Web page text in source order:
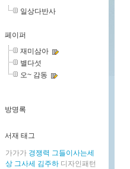
일상다반사
페이퍼
재미삼아
별다섯
오~ 감동
방명록
서재 태그
가가가 경쟁력 그들이사는세
상 그사세 김주하 디자인패턴